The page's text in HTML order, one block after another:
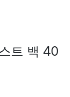
트 백 40